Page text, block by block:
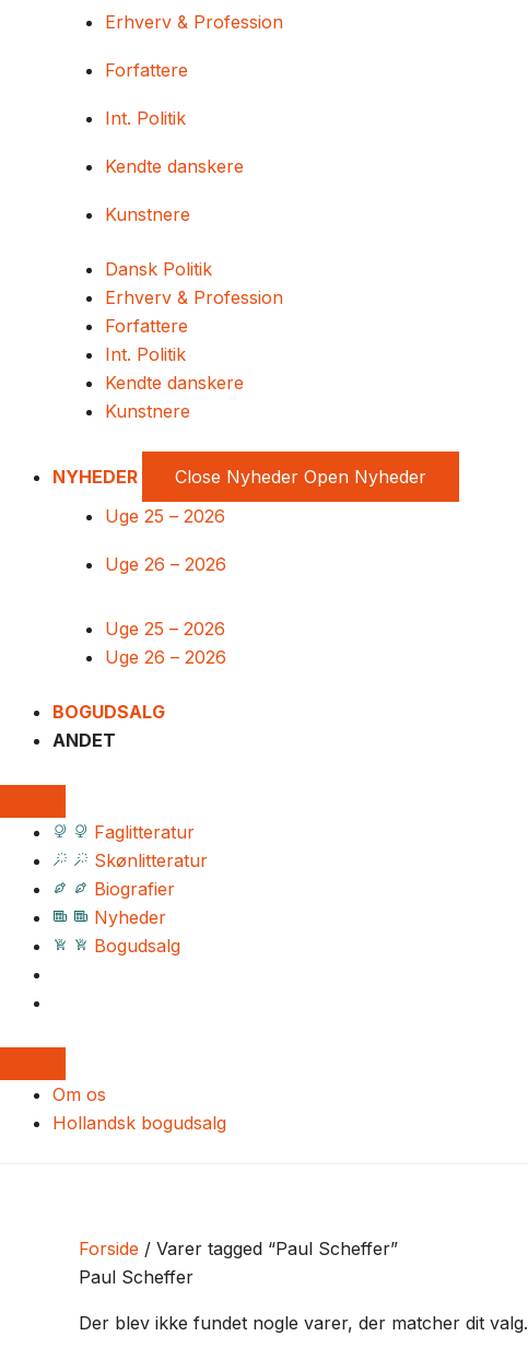
Erhverv & Profession
Forfattere
Int. Politik
Kendte danskere
Kunstnere
Dansk Politik
Erhverv & Profession
Forfattere
Int. Politik
Kendte danskere
Kunstnere
NYHEDER Close Nyheder Open Nyheder
Uge 25 – 2026
Uge 26 – 2026
Uge 25 – 2026
Uge 26 – 2026
BOGUDSALG
ANDET
Faglitteratur
Skønlitteratur
Biografier
Nyheder
Bogudsalg
Om os
Hollandsk bogudsalg
Forside / Varer tagged “Paul Scheffer”
Paul Scheffer
Der blev ikke fundet nogle varer, der matcher dit valg.